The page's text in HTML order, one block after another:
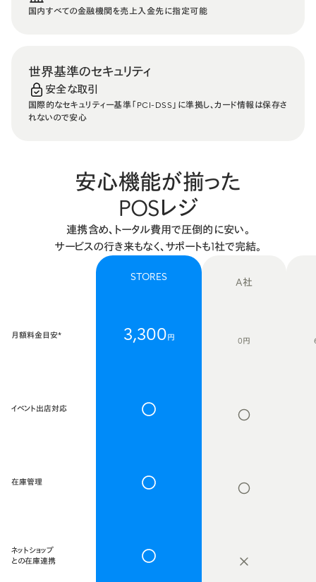
国内すべての金融機関を売上入金先に指定可能
世界基準のセキュリティ
安全な取引
国際的なセキュリティー基準「PCI-DSS」に準拠し、カード情報は保存さ
れないので安心
安心機能が揃った
POSレジ
連携含め、トータル費用で圧倒的に安い。
サービスの行き来もなく、サポートも1社で完結。
月額料金目安*
イベント出店対応
在庫管理
ネットショップ
との在庫連携
STORES
3,300円
A社
0円